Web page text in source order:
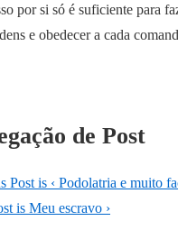
por si só é suficiente para
e obedecer a cada
de Post
Post is ‹ Podolatria e muito
is Meu escravo ›